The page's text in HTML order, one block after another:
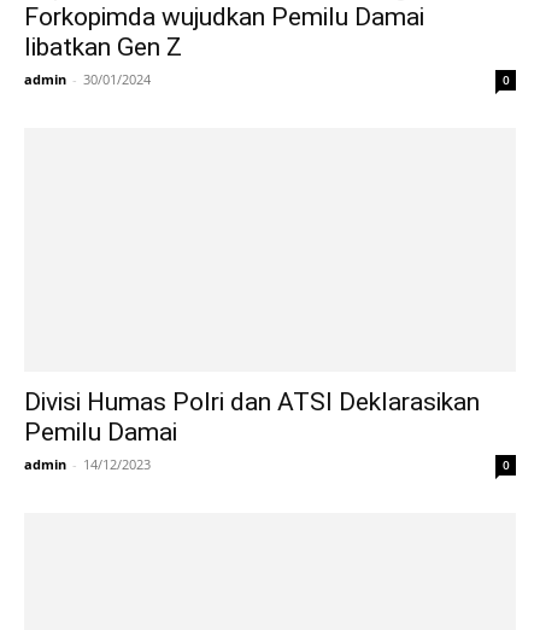
Forkopimda wujudkan Pemilu Damai
libatkan Gen Z
admin - 30/01/2024 0
Divisi Humas Polri dan ATSI Deklarasikan
Pemilu Damai
admin - 14/12/2023 0